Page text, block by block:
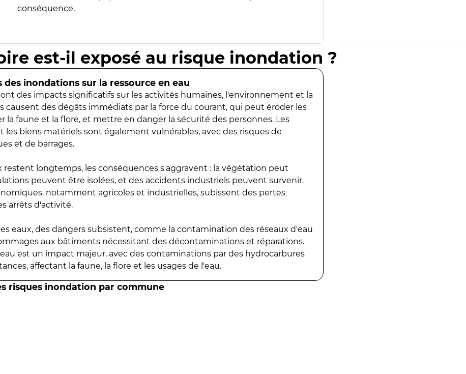
conséquence.
est-il exposé au risque inondation ?
des inondations sur la ressource en eau
des impacts significatifs sur les activités humaines, l'environnement et la
causent des dégâts immédiats par la force du courant, qui peut éroder les
la faune et la flore, et mettre en danger la sécurité des personnes. Les
les biens matériels sont également vulnérables, avec des risques de
et de barrages.
restent longtemps, les conséquences s'aggravent : la végétation peut
peuvent être isolées, et des accidents industriels peuvent survenir.
notamment agricoles et industrielles, subissent des pertes
arrêts d'activité.
eaux, des dangers subsistent, comme la contamination des réseaux d'eau
aux bâtiments nécessitant des décontaminations et réparations.
est un impact majeur, avec des contaminations par des hydrocarbures
affectant la faune, la flore et les usages de l'eau.
risques inondation par commune